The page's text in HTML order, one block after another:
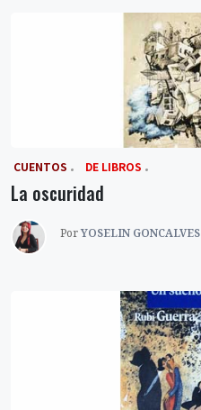
‎ CUENTOS DE LIBROS
La oscuridad
PorYOSELIN GONCALVES